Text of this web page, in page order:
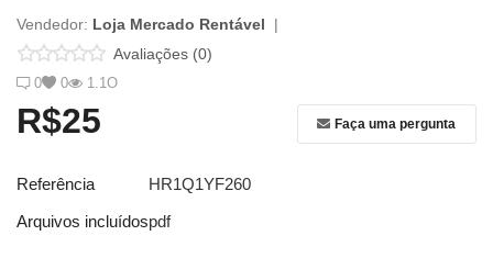
Vendedor: Loja Mercado Rentável
|
Avaliações (0)
0 0 1.1O
R$25 Faça uma pergunta
Referência
HR1Q1YF260
Arquivos incluídospdf